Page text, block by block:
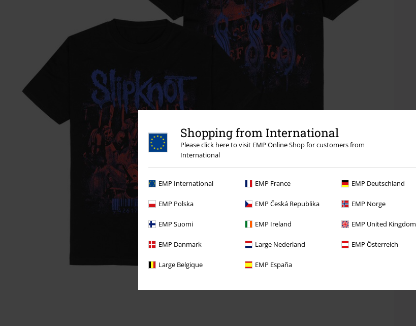
Shopping from International
Please click here to visit EMP Online Shop for customers from
International
EMP International EMP France EMP Deutschland
EMP Polska EMP Česká Republika EMP Norge
EMP Suomi EMP Ireland EMP United Kingdom
EMP Danmark Large Nederland EMP Österreich
Large Belgique EMP España